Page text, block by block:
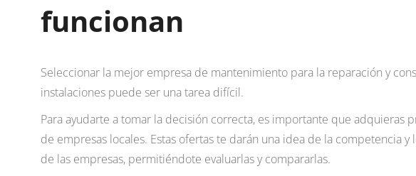
funcionan
Seleccionar la mejor empresa de mantenimiento para la reparación y
instalaciones puede ser una tarea difícil.
Para ayudarte a tomar la decisión correcta, es importante que adquieras
de empresas locales. Estas ofertas te darán una idea de la competencia y
de las empresas, permitiéndote evaluarlas y compararlas.